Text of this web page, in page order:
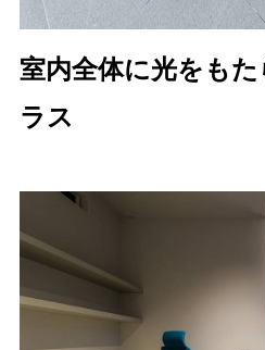
室内全体に光をも
ラス